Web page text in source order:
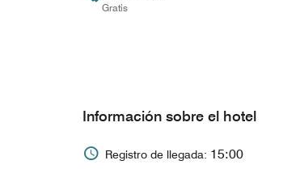
Gratis
Información sobre el hotel
Registro de llegada: 15:00